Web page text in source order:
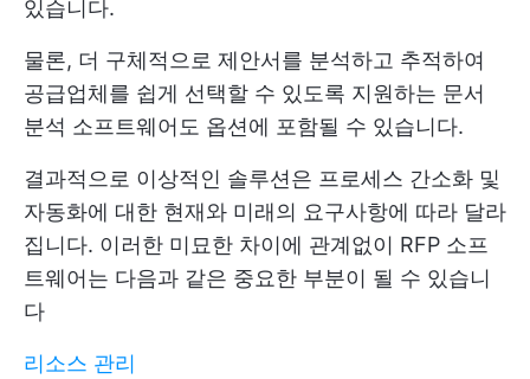
있습니다.
물론, 더 구체적으로 제안서를 분석하고 추적하여
공급업체를 쉽게 선택할 수 있도록 지원하는 문서
분석 소프트웨어도 옵션에 포함될 수 있습니다.
결과적으로 이상적인 솔루션은 프로세스 간소화 및
자동화에 대한 현재와 미래의 요구사항에 따라 달라
집니다. 이러한 미묘한 차이에 관계없이 RFP 소프
트웨어는 다음과 같은 중요한 부분이 될 수 있습니
다
리소스 관리